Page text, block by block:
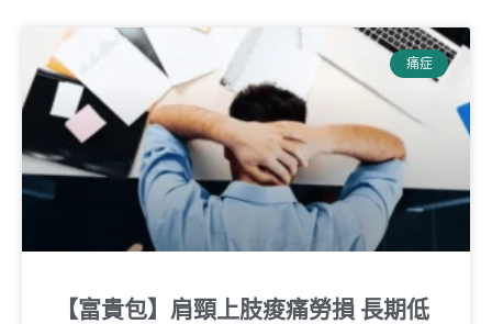
痛症
【富貴包】肩頸上肢痠痛勞損 長期低